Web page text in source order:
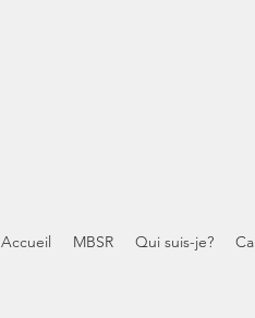
Accueil MBSR Qui suis-je?